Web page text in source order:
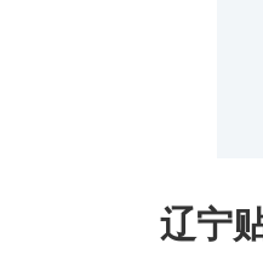
辽宁